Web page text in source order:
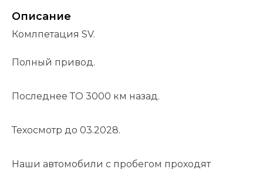
Описание
Комлпетация SV.
Полный привод.
Последнее ТО 3000 км назад.
Техосмотр до 03.2028.
Наши автомобили с пробегом проходят